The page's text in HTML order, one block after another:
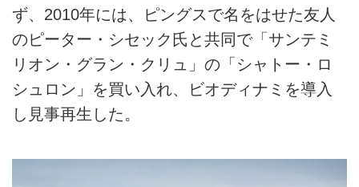
ず、2010年には、ピングスで名をはせた友人
のピーター・シセック氏と共同で「サンテミ
リオン・グラン・クリュ」の「シャトー・ロ
シュロン」を買い入れ、ビオディナミを導入
し見事再生した。